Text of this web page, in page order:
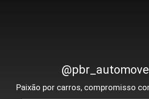
Paixão por carros, compromisso